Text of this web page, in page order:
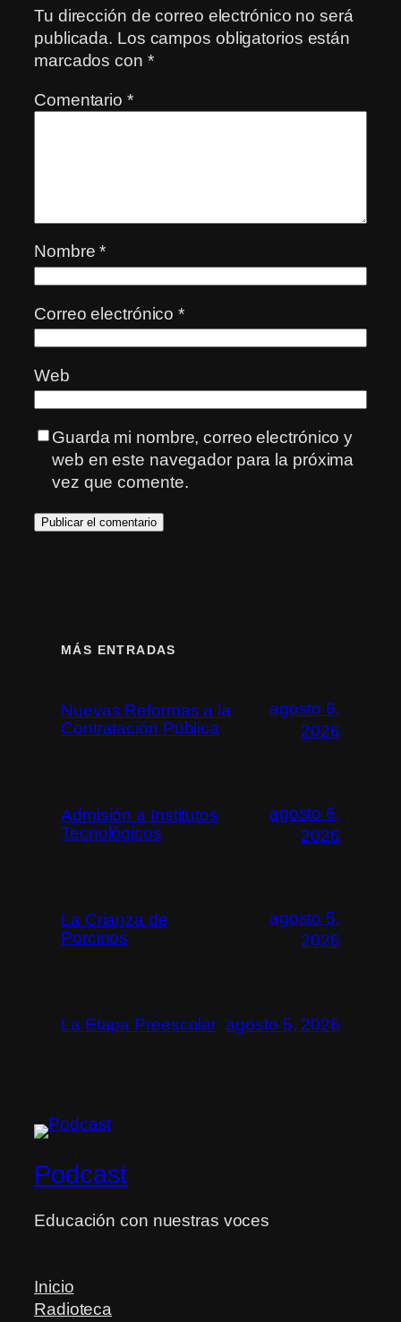
Tu dirección de correo electrónico no será
publicada. Los campos obligatorios están
marcados con *
Comentario *
Nombre*
Correo electrónico*
Web
Guarda mi nombre, correo electrónico y
web en este navegador para la próxima
vez que comente.
MÁS ENTRADAS
Nuevas Reformas a la
Contratación Pública
agosto 6,
2026
Admisión a Institutos
Tecnológicos
agosto 6,
2026
La Crianza de
Porcinos
agosto 5,
2026
La Etapa Preescolar agosto 5, 2026
Podcast
Educación con nuestras voces
Inicio
Radioteca